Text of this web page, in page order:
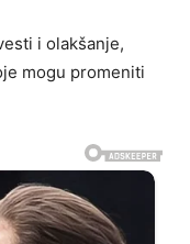
i olakšanje,
mogu promeniti